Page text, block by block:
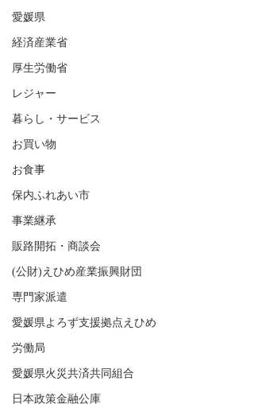
愛媛県
経済産業省
厚生労働省
レジャー
暮らし・サービス
お買い物
お食事
保内ふれあい市
事業継承
販路開拓・商談会
(公財)えひめ産業振興財団
専門家派遣
愛媛県よろず支援拠点えひめ
労働局
愛媛県火災共済共同組合
日本政策金融公庫